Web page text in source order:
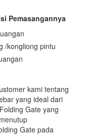
Pemasangannya
/kongliong pintu
kami tentang
yang ideal dari
Gate yang
Gate pada